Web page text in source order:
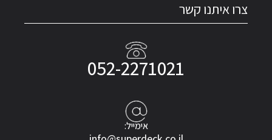
צרו איתנו קשר
052-2271021
אימייל: